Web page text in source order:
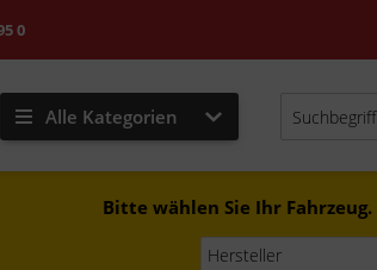
0
Alle Kategorien
Bitte wählen Sie Ihr Fahrzeug.